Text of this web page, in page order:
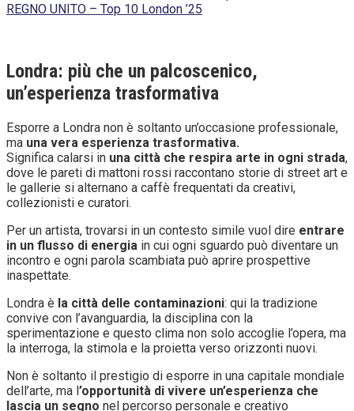
Londra: più che un palcoscenico,
un’esperienza trasformativa
Esporre a Londra non è soltanto un’occasione professionale,
ma una vera esperienza trasformativa.
Significa calarsi in una città che respira arte in ogni strada,
dove le pareti di mattoni rossi raccontano storie di street art e
le gallerie si alternano a caffè frequentati da creativi,
collezionisti e curatori.
Per un artista, trovarsi in un contesto simile vuol dire entrare
in un flusso di energia in cui ogni sguardo può diventare un
incontro e ogni parola scambiata può aprire prospettive
inaspettate.
Londra è la città delle contaminazioni: qui la tradizione
convive con l’avanguardia, la disciplina con la
sperimentazione e questo clima non solo accoglie l’opera, ma
la interroga, la stimola e la proietta verso orizzonti nuovi.
Non è soltanto il prestigio di esporre in una capitale mondiale
dell’arte, ma l’opportunità di vivere un’esperienza che
lascia un segno nel percorso personale e creativo